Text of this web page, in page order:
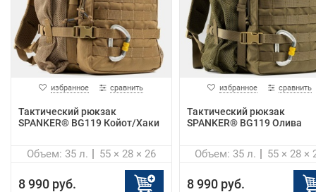
избранное сравнить
Тактический рюкзак
SPANKER® BG119 Койот/Хаки
55 × 28 × 26
Объем: 35 л.
8 990 руб.
избранное сравнить
Тактический рюкзак
SPANKER® BG119 Олива
55 × 28 ×
Объем: 35 л.
8 990 руб.